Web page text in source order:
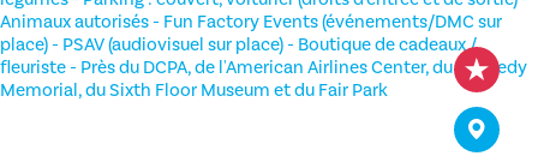
Animaux autorisés - Fun Factory Events (événements/DMC sur
place) - PSAV (audiovisuel sur place) - Boutique de cadeaux /
fleuriste - Près du DCPA, de l'American Airlines Center, du Kennedy
Memorial, du Sixth Floor Museum et du Fair Park